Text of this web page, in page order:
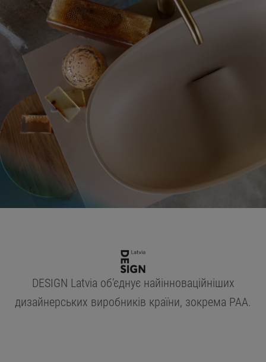
DESIGN Latvia об’єднує найінноваційніших
дизайнерських виробників країни, зокрема PAA.